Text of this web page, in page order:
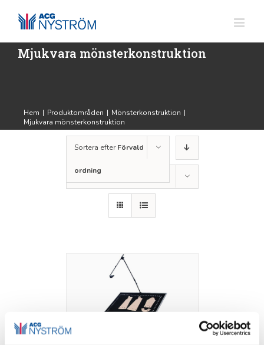
innehållet
Mjukvara mönsterkonstruktion
Hem | Produktområden | Mönsterkonstruktion |
Mjukvara mönsterkonstruktion
Sortera efterFörvald
ordning
36 produkter